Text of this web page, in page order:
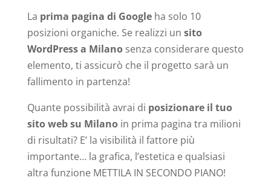
La prima pagina di Googleha solo 10
posizioni organiche. Se realizzi un sito
WordPress a Milanosenza considerare questo
elemento, ti assicurò che il progetto sarà un
fallimento in partenza!
Quante possibilità avrai di posizionare il tuo
sito web su Milanoin prima pagina tra milioni
di risultati? E’ la visibilità il fattore più
importante… la grafica, l’estetica e qualsiasi
altra funzione METTILA IN SECONDO PIANO!